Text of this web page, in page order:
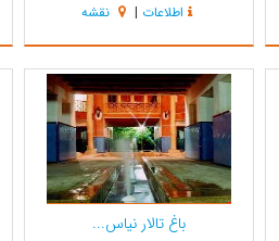
عرفان ،گیاه شناس وستاره شناس
بوده وبه اعتقاد بعضی استاد خواجه
نصیر الدین طوسی ویا پسر خواهر او
بوده است . دکتر سعید نفیسی اور...
اطلاعات | نقشه
باغ تالار نیاس...